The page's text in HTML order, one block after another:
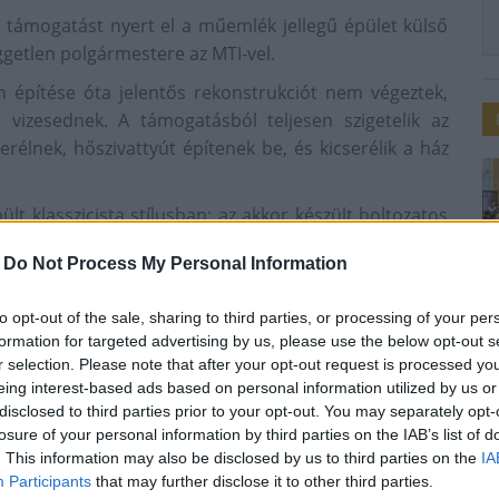
Do Not Process My Personal Information
opt-out of the sale, sharing to third parties, or processing of your
for targeted advertising by us, please use the below opt-out
selection. Please note that after your opt-out request is processed
interest-based ads based on personal information utilized by us
to third parties prior to your opt-out. You may separately
of your personal information by third parties on the IAB’s list of
This information may also be disclosed by us to third parties on the
Participants that may further disclose it to other third parties.
nyert el a műemlék jellegű épület külső
polgármestere az MTI-vel.
építése óta jelentős rekonstrukciót nem végeztek,
A támogatásból teljesen szigetelik az
hőszivattyút építenek be, és kicserélik a ház
klasszicista stílusban; az akkor készült boltozatos
több helyiséggel, nyitott tornáccal, majd egy
Ferenc alispánsága alatt alispáni hivatalként
patvarista joggyakornok volt.
a Csefalvay családhoz, itt írta meg a Zalán futása
monogramját is bevéste. A két betű már nem
és helyben védetté nyilvánították.
ad otthont, népművészeti kiállítás, valamint
A felújítás után az önkormányzat a múzeum
lévő, húsz férőhelyes szállás fejlesztését